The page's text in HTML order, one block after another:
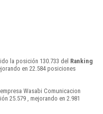
la posición 130.733 del Ranking
en 22.584 posiciones
Wasabi Comunicacion
25.579 , mejorando en 2.981